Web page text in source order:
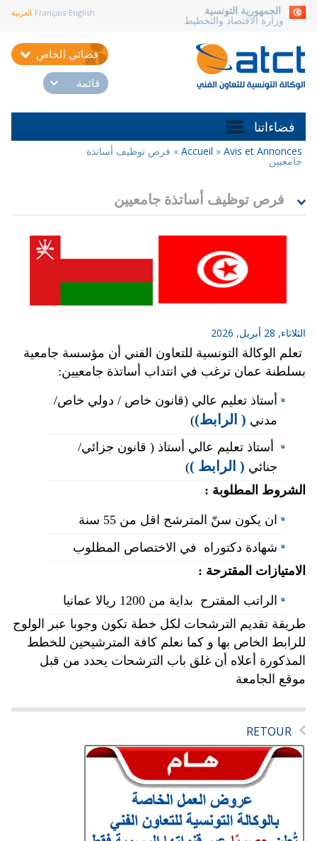
الجمهورية التونسية
وزارة الاقتصاد والتخطيط
Français English العربية
فضائي الخاص
قائمة
فضاءاتنا
أنت
هنا
Accueil » Avis et Annonces
» فرص توظيف أساتذة
جامعيين
فرص توظيف أساتذة جامعيين
الثلاثاء, 28 أبريل, 2026
تعلم الوكالة التونسية للتعاون الفني أن مؤسسة جامعية
بسلطنة عمان ترغب في انتداب أساتذة جامعيين:
أستاذ تعليم عالي (قانون خاص / دولي خاص/
مدني ( الرابط))
أستاذ تعليم عالي أستاذ ( قانون جزائي/
جنائي ( الرابط ))
الشروط المطلوبة :
ان يكون سنّ المترشح اقل من 55 سنة
شهادة دكتوراه في الاختصاص المطلوب
الامتيازات المقترحة :
الراتب المقترح بداية من 1200 ريالا عمانيا
طريقة تقديم الترشحات لكل خطة تكون وجوبا عبر الولوج
للرابط الخاص بها و كما نعلم كافة المترشيحين للخطط
المذكورة أعلاه أن غلق باب الترشحات يحدد من قبل
موقع الجامعة
RETOUR